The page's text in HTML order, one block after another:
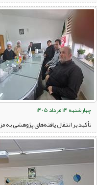
چهارشنبه 14 مرداد 1405
تأکید بر انتقال یافته‌های پژوهشی به